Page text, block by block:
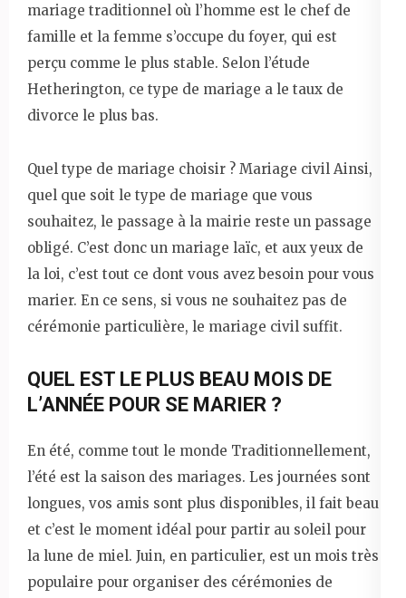
mariage traditionnel où l’homme est le chef de
famille et la femme s’occupe du foyer, qui est
perçu comme le plus stable. Selon l’étude
Hetherington, ce type de mariage a le taux de
divorce le plus bas.
Quel type de mariage choisir ? Mariage civil Ainsi,
quel que soit le type de mariage que vous
souhaitez, le passage à la mairie reste un passage
obligé. C’est donc un mariage laïc, et aux yeux de
la loi, c’est tout ce dont vous avez besoin pour vous
marier. En ce sens, si vous ne souhaitez pas de
cérémonie particulière, le mariage civil suffit.
QUEL EST LE PLUS BEAU MOIS DE
L’ANNÉE POUR SE MARIER ?
En été, comme tout le monde Traditionnellement,
l’été est la saison des mariages. Les journées sont
longues, vos amis sont plus disponibles, il fait beau
et c’est le moment idéal pour partir au soleil pour
la lune de miel. Juin, en particulier, est un mois très
populaire pour organiser des cérémonies de